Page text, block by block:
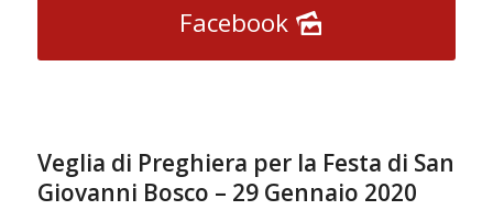
Facebook
Veglia di Preghiera per la Festa di San
Giovanni Bosco – 29 Gennaio 2020